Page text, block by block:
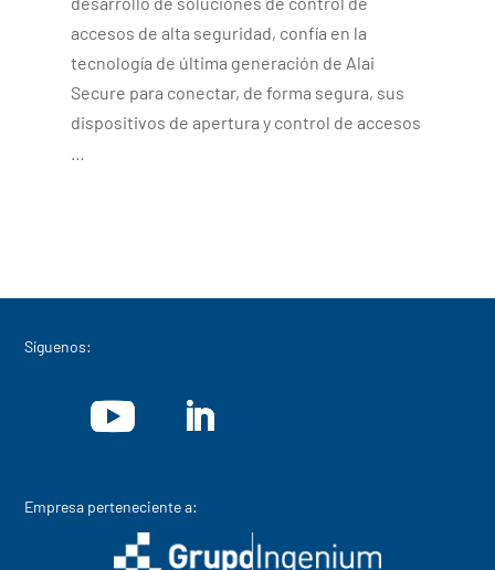
accesos de alta seguridad, confía en la
tecnología de última generación de Alai
Secure para conectar, de forma segura, sus
dispositivos de apertura y control de accesos
Síguenos:
Empresa perteneciente a: